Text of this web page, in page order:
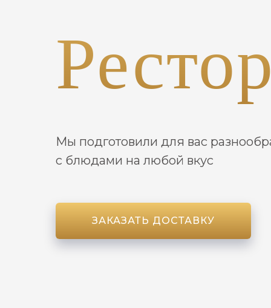
Мы подготовили для вас
с блюдами на любой вкус
ЗАКАЗАТЬ ДОСТАВКУ